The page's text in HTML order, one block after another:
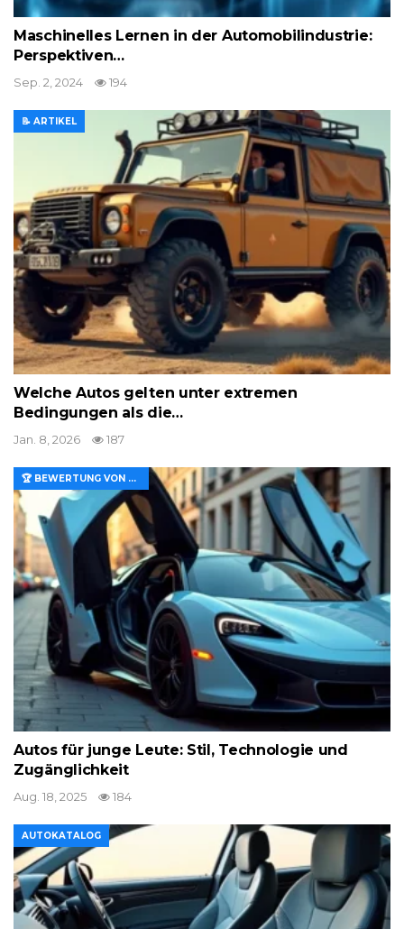
Maschinelles Lernen in der Automobilindustrie:
Perspektiven…
Sep. 2, 2024 194
📝 ARTIKEL
Welche Autos gelten unter extremen
Bedingungen als die…
Jan. 8, 2026 187
🏆 BEWERTUNG VON MERKMALEN UND WERT
Autos für junge Leute: Stil, Technologie und
Zugänglichkeit
Aug. 18, 2025 184
AUTOKATALOG